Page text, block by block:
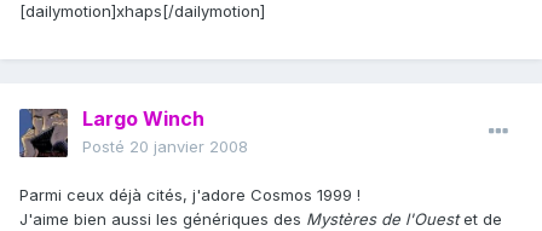
[dailymotion]xhaps[/dailymotion]
Largo Winch
Posté 20 janvier 2008
Parmi ceux déjà cités, j'adore Cosmos 1999 !
J'aime bien aussi les génériques des Mystères de l'Ouestet de